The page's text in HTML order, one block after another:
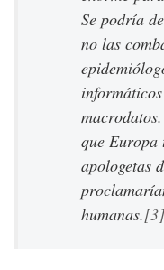
Se podría
no las
que Europa
apologetas
humanas.[3]